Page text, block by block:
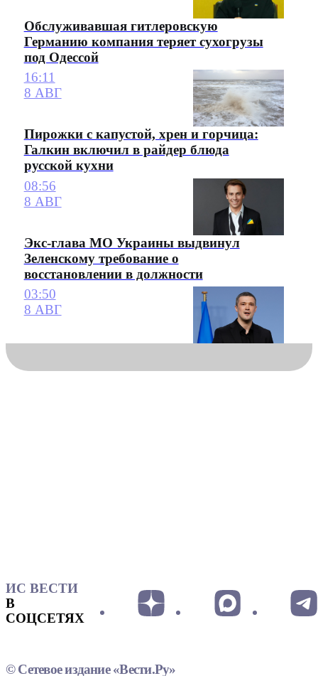
Обслуживавшая гитлеровскую
Германию компания теряет сухогрузы
под Одессой
16:11
8 АВГ
Пирожки с капустой, хрен и горчица:
Галкин включил в райдер блюда
русской кухни
08:56
8 АВГ
Экс-глава МО Украины выдвинул
Зеленскому требование о
восстановлении в должности
03:50
8 АВГ
ИС ВЕСТИ
В
СОЦСЕТЯХ
© Сетевое издание «Вести.Ру»